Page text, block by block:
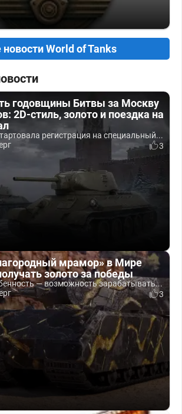
новости World of Tanks
годовщины Битвы за Москву
2D-стиль, золото и поездка на
регистрация на специальный...
3
мрамор» в Мире
золото за победы
— возможность зарабатывать...
3